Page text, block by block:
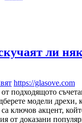
ли
https://glasove.com
подходящото
модели
ключов акцент,
от доказани